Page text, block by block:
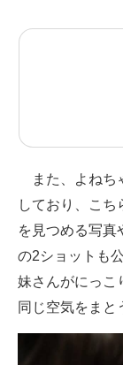
また、よねち
しており、こち
を見つめる写真
の2ショットも
妹さんがにっこ
同じ空気をまと